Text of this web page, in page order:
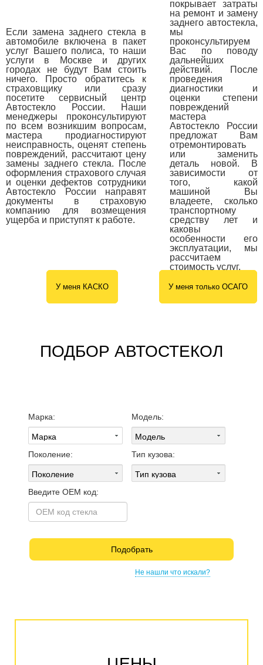
Если замена заднего стекла в
автомобиле включена в пакет
услуг Вашего полиса, то наши
услуги в Москве и других
городах не будут Вам стоить
ничего. Просто обратитесь к
страховщику или сразу
посетите сервисный центр
Автостекло России. Наши
менеджеры проконсультируют
по всем возникшим вопросам,
мастера продиагностируют
неисправность, оценят степень
повреждений, рассчитают цену
замены заднего стекла. После
оформления страхового случая
и оценки дефектов сотрудники
Автостекло России направят
документы в страховую
компанию для возмещения
ущерба и приступят к работе.
покрывает затраты
на ремонт и замену
заднего автостекла,
мы
проконсультируем
Вас по поводу
дальнейших
действий. После
проведения
диагностики и
оценки степени
повреждений
мастера
Автостекло России
предложат Вам
отремонтировать
или заменить
деталь новой. В
зависимости от
того, какой
машиной Вы
владеете, сколько
транспортному
средству лет и
каковы
особенности его
эксплуатации, мы
рассчитаем
стоимость услуг.
У меня КАСКО У меня только ОСАГО
ПОДБОР АВТОСТЕКОЛ
Марка: Модель:
Поколение: Тип кузова:
Введите OEM код:
Подобрать
Не нашли что искали?